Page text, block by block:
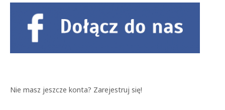
Nie masz jeszcze konta? Zarejestruj się!